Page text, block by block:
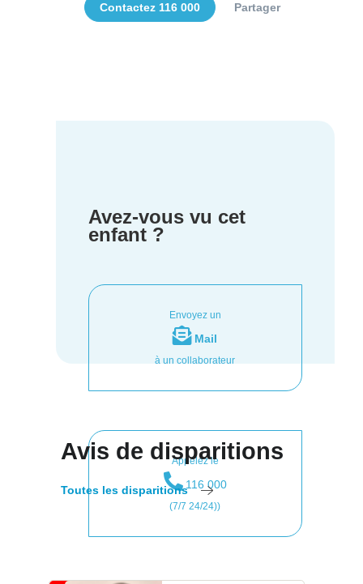
Contactez 116 000 Partager
Avez-vous vu cet
enfant ?
Envoyez un
Mail
à un collaborateur
Appelez le
116 000
(7/7 24/24))
Avis de disparitions
Toutes les disparitions